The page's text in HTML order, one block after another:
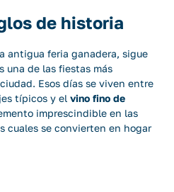
de historia
antigua feria ganadera, sigue
una de las fiestas más
Esos días se viven entre
típicos y el vino fino de
imprescindible en las
cuales se convierten en hogar